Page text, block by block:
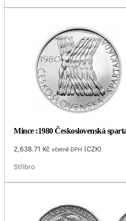
Mince :1980 Československá
2,638.71 Kč včetně DPH (CZK)
Stříbro